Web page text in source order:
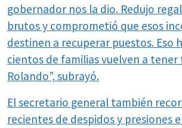
gobernador nos la dio. Redujo
brutos y comprometió que esos
destinen a recuperar puestos. Eso
cientos de familias vuelven a tener
Rolando”, subrayó.
El secretario general también
recientes de despidos y presiones